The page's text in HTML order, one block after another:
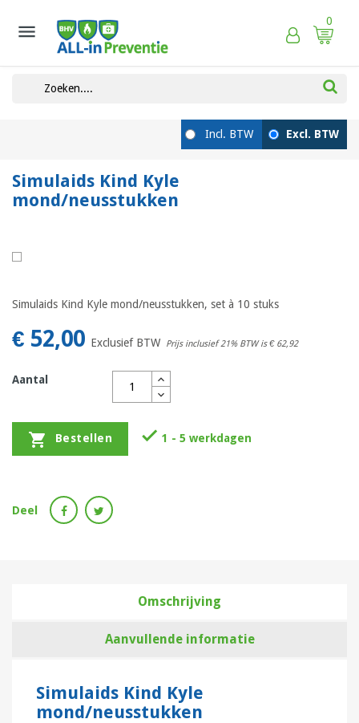
 0
Simulaids Kind Kyle
mond/neusstukken
Simulaids Kind Kyle mond/neusstukken, set à 10 stuks
€ 52,00 Exclusief BTW Prijs inclusief 21% BTW is€ 62,92
Aantal
 Bestellen  1 - 5 werkdagen
Deel
Omschrijving
Aanvullende informatie
Simulaids Kind Kyle
mond/neusstukken